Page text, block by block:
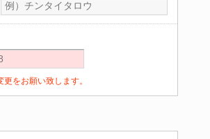
をお願い致します。